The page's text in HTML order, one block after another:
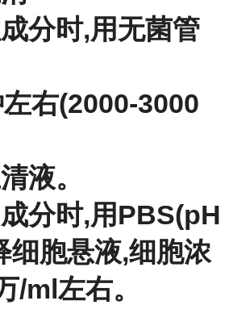
分时,用无菌管
右(2000-3000
液。
分时,用PBS(pH
细胞悬液,细胞浓
/ml左右。